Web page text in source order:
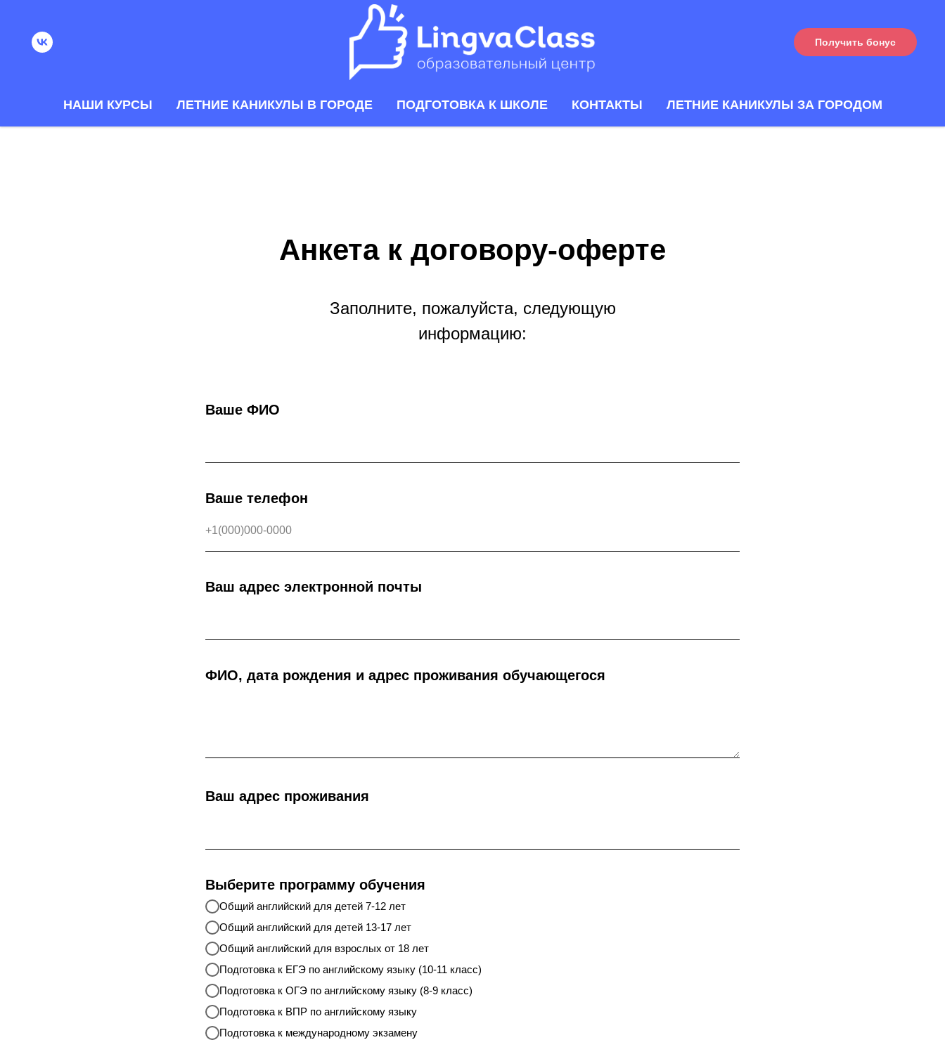
Получить бонус
НАШИ КУРСЫ ЛЕТНИЕ КАНИКУЛЫ В ГОРОДЕ ПОДГОТОВКА К ШКОЛЕ КОНТАКТЫ ЛЕТНИЕ КАНИКУЛЫ ЗА ГОРОДОМ
Анкета к договору-оферте
Заполните, пожалуйста, следующую
информацию:
Ваше ФИО
Ваше телефон
Ваш адрес электронной почты
ФИО, дата рождения и адрес проживания обучающегося
Ваш адрес проживания
Выберите программу обучения
Общий английский для детей 7-12 лет
Общий английский для детей 13-17 лет
Общий английский для взрослых от 18 лет
Подготовка к ЕГЭ по английскому языку (10-11 класс)
Подготовка к ОГЭ по английскому языку (8-9 класс)
Подготовка к ВПР по английскому языку
Подготовка к международному экзамену